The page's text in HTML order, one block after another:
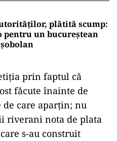
plătită scump:
pentru un bucureștean
prin faptul că
făcute înainte de
de care aparțin; nu
riverani nota de plata
s-au construit